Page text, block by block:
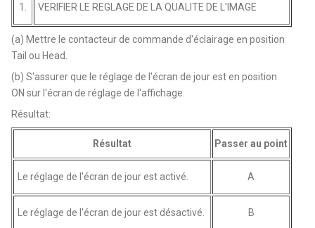
1. VERIFIER LE REGLAGE DE LA QUALITE DE L'IMAGE
(a) Mettre le contacteur de commande d'éclairage en position
Tail ou Head.
(b) S'assurer que le réglage de l'écran de jour est en position
ON sur l'écran de réglage de l'affichage.
Résultat:
Résultat Passer au point
Le réglage de l'écran de jour est activé. A
Le réglage de l'écran de jour est désactivé. B